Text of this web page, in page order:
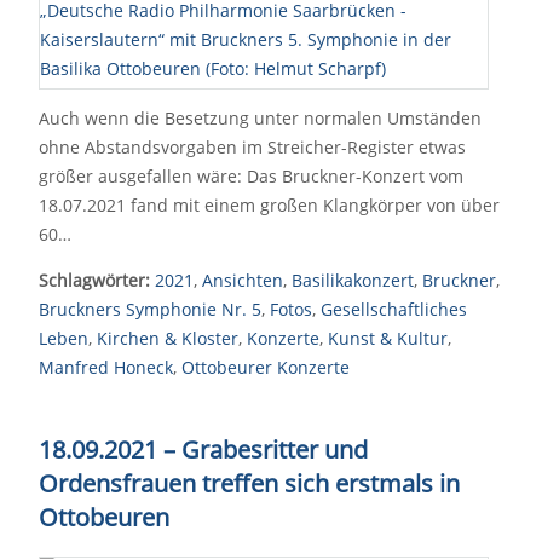
Auch wenn die Besetzung unter normalen Umständen
ohne Abstandsvorgaben im Streicher-Register etwas
größer ausgefallen wäre: Das Bruckner-Konzert vom
18.07.2021 fand mit einem großen Klangkörper von über
60…
Schlagwörter: 2021, Ansichten, Basilikakonzert, Bruckner,
Bruckners Symphonie Nr. 5, Fotos, Gesellschaftliches
Leben, Kirchen & Kloster, Konzerte, Kunst & Kultur,
Manfred Honeck, Ottobeurer Konzerte
18.09.2021 – Grabesritter und
Ordensfrauen treffen sich erstmals in
Ottobeuren